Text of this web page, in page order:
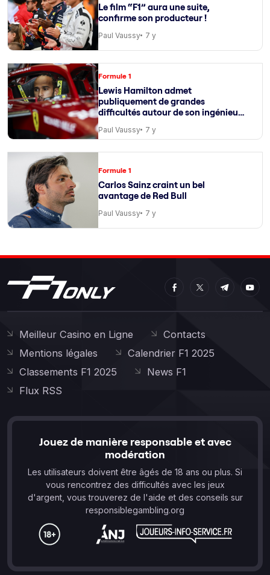
Le film “F1” aura une suite,
confirme son producteur !
Paul Vaussy 7 y
Formule 1
Lewis Hamilton admet
publiquement de grandes
difficultés autour de son ingénieur
Paul Vaussy 7 y
Formule 1
Carlos Sainz craint un bel
avantage de Red Bull
Paul Vaussy 7 y
Meilleur Casino en Ligne
Contacts
Mentions légales
Calendrier F1 2025
Classements F1 2025
News F1
Flux RSS
Jouez de manière responsable et avec
modération
Les utilisateurs doivent être âgés de 18 ans ou plus. Si
vous rencontrez des difficultés avec les jeux
d'argent, vous trouverez de l'aide et des conseils sur
responsiblegambling.org